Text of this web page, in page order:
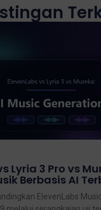
Lyria 3 Pro vs
Berbasis AI
ElevenLabs